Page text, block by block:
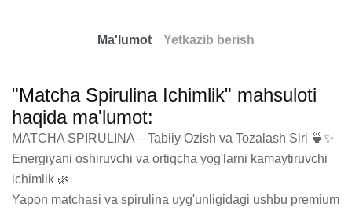
Ma'lumot Yetkazib berish
"Matcha Spirulina Ichimlik" mahsuloti
haqida ma'lumot:
MATCHA SPIRULINA – Tabiiy Ozish va Tozalash Siri 🍵✨
Energiyani oshiruvchi va ortiqcha yog'larni kamaytiruvchi
ichimlik 🌿
Yapon matchasi va spirulina uyg'unligidagi ushbu premium